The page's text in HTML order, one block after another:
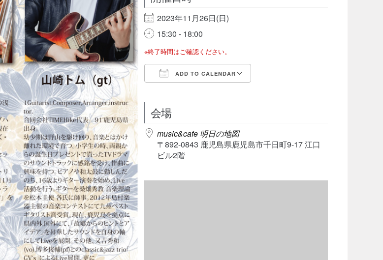
2023年11月26日(日)
15:30 - 18:00
※終了時間はご確認ください。
ADD TO CALENDAR
会場
music&cafe 明日の地図
〒892-0843 鹿児島県鹿児島市千日町9-17 江口
ビル2階